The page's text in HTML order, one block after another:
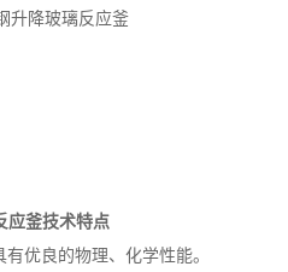
应釜技术特点
优良的物理、化学性能。